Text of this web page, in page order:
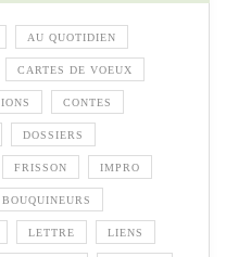
AU QUOTIDIEN
CARTES DE VOEUX
CONTES
DOSSIERS
FRISSON IMPRO
LETTRE LIENS